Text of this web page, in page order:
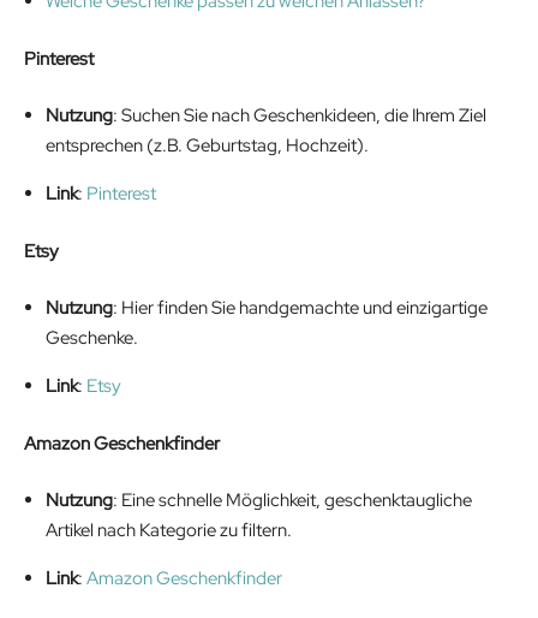
Pinterest
Nutzung: Suchen Sie nach Geschenkideen, die Ihrem Ziel
entsprechen (z.B. Geburtstag, Hochzeit).
Link: Pinterest
Etsy
Nutzung: Hier finden Sie handgemachte und einzigartige
Geschenke.
Link: Etsy
Amazon Geschenkfinder
Nutzung: Eine schnelle Möglichkeit, geschenktaugliche
Artikel nach Kategorie zu filtern.
Link: Amazon Geschenkfinder